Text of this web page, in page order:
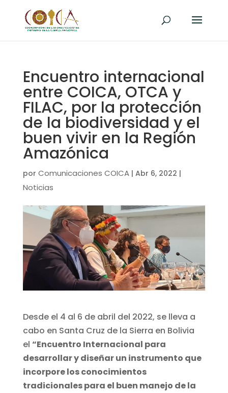
Encuentro internacional
entre COICA, OTCA y
FILAC, por la protección
de la biodiversidad y el
buen vivir en la Región
Amazónica
por Comunicaciones COICA| Abr 6, 2022 |
Noticias
Desde el 4 al 6 de abril del 2022, se lleva a
cabo en Santa Cruz de la Sierra en Bolivia
el “Encuentro Internacional para
desarrollar y diseñar un instrumento que
incorpore los conocimientos
tradicionales para el buen manejo de la